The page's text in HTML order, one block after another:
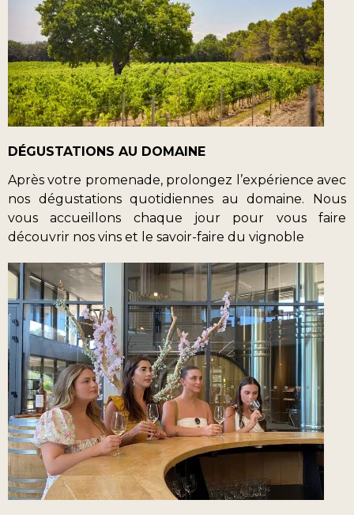
DÉGUSTATIONS AU DOMAINE
Après votre promenade, prolongez l’expérience avec
nos dégustations quotidiennes au domaine. Nous
vous accueillons chaque jour pour vous faire
découvrir nos vins et le savoir-faire du vignoble